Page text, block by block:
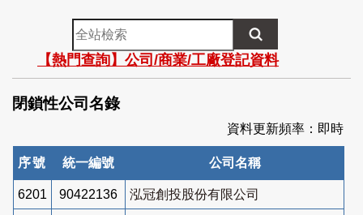
全
站
檢
索
【熱門查詢】公司/商業/工廠登記資料
閉鎖性公司名錄
資料更新頻率：即時
序號 統一編號 公司名稱
6201 90422136 泓冠創投股份有限公司